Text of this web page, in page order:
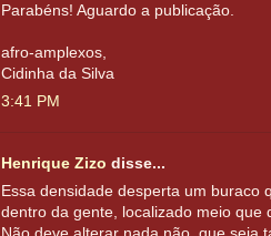
Parabéns! Aguardo a publicação.
afro-amplexos,
Cidinha da Silva
3:41 PM
Henrique Zizo disse...
Essa densidade desperta um buraco
dentro da gente, localizado meio que